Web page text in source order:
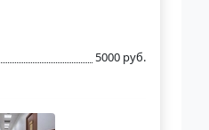
5000 руб.